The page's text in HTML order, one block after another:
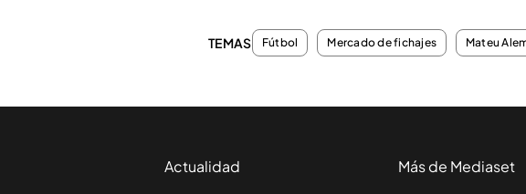
TEMAS Fútbol Mercado de fichajes Mateu
Actualidad Más de Mediaset